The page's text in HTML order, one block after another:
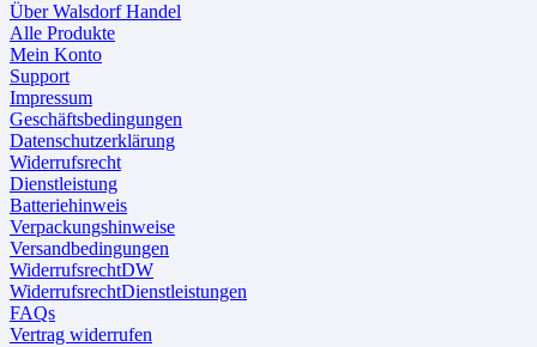
Über Walsdorf Handel
Alle Produkte
Mein Konto
Support
Impressum
Geschäftsbedingungen
Datenschutzerklärung
Widerrufsrecht
Dienstleistung
Batteriehinweis
Verpackungshinweise
Versandbedingungen
WiderrufsrechtDW
WiderrufsrechtDienstleistungen
FAQs
Vertrag widerrufen